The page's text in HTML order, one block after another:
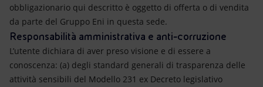
obbligazionario qui descritto è oggetto di offerta o di vendita
da parte del Gruppo Eni in questa sede.
Responsabilità amministrativa e anti-corruzione
L’utente dichiara di aver preso visione e di essere a
conoscenza: (a) degli standard generali di trasparenza delle
attività sensibili del Modello 231 ex Decreto legislativo